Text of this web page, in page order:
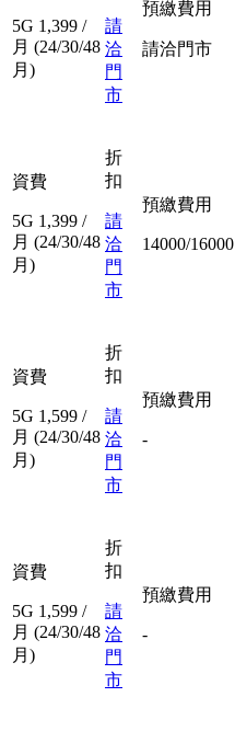
5G 1,399 /
月 (24/30/48
月)
請
洽
門
市
預繳費用
請洽門市
資費
5G 1,399 /
月 (24/30/48
月)
折
扣
請
洽
門
市
預繳費用
14000/16000
資費
5G 1,599 /
月 (24/30/48
月)
折
扣
請
洽
門
市
預繳費用
-
資費
5G 1,599 /
月 (24/30/48
月)
折
扣
請
洽
門
市
預繳費用
-